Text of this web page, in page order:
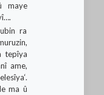
maye
ra
tepîya
ame,
ma û